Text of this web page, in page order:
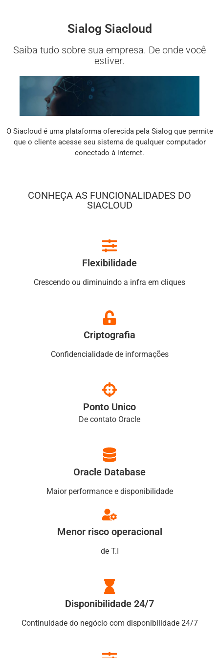
Sialog Siacloud
Saiba tudo sobre sua empresa. De onde você
estiver.
O Siacloud é uma plataforma oferecida pela Sialog que permite
que o cliente acesse seu sistema de qualquer computador
conectado à internet.
CONHEÇA AS FUNCIONALIDADES DO
SIACLOUD
Flexibilidade
Crescendo ou diminuindo a infra em cliques
Criptografia
Confidencialidade de informações
Ponto Unico
De contato Oracle
Oracle Database
Maior performance e disponibilidade
Menor risco operacional
de T.I
Disponibilidade 24/7
Continuidade do negócio com disponibilidade 24/7